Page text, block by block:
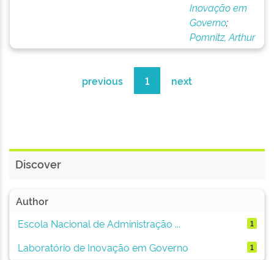
Inovação em
Governo;
Pomnitz, Arthur
previous 1 next
Discover
Author
Escola Nacional de Administração ...
1
Laboratório de Inovação em Governo 1